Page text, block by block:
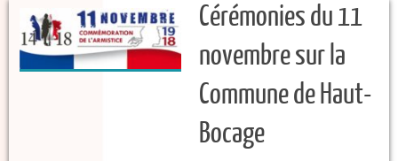
Cérémonies du 11
novembre sur la
Commune de Haut-
Bocage